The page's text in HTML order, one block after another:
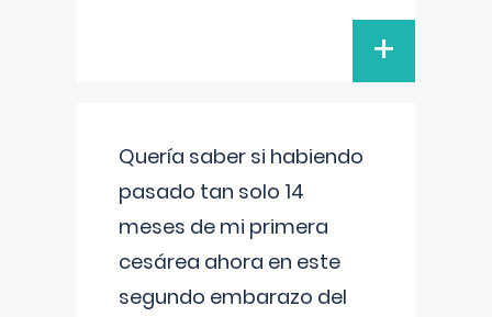
+
Quería saber si habiendo
pasado tan solo 14
meses de mi primera
cesárea ahora en este
segundo embarazo del